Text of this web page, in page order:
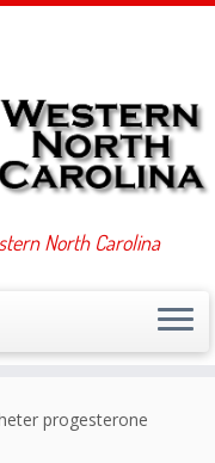
North Carolina
progesterone